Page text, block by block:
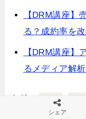
【DRM講座】
る？成約率を
【DRM講座】
るメディア解
タグ DRM
ネットビジネス
シェア